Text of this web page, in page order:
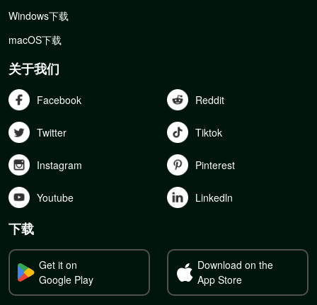
Windows下载
macOS下载
关于我们
Facebook Reddit
Twitter Tiktok
Instagram Pinterest
Youtube Linkedln
下载
Get it on
Google Play
Download on the
App Store